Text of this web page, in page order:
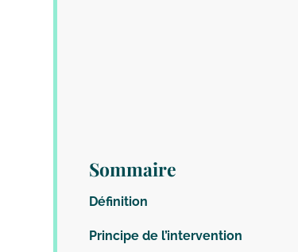
Sommaire
Définition
Principe de l’intervention